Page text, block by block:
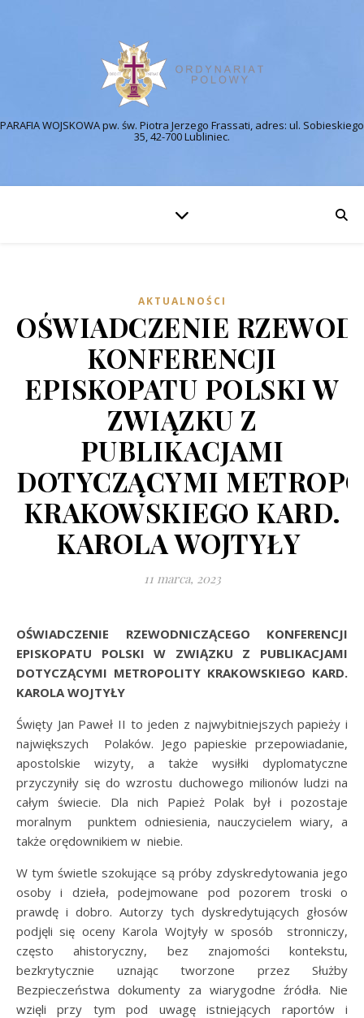
PARAFIA WOJSKOWA pw. św. Piotra Jerzego Frassati, adres: ul. Sobieskiego
35, 42-700 Lubliniec.
AKTUALNOŚCI
OŚWIADCZENIE
KONFERENCJI
EPISKOPATU POLSKI W
ZWIĄZKU Z
PUBLIKACJAMI
DOTYCZĄCYMI
KRAKOWSKIEGO KARD.
KAROLA WOJTYŁY
11 marca, 2023
OŚWIADCZENIE RZEWODNICZĄCEGO KONFERENCJI
EPISKOPATU POLSKI W ZWIĄZKU Z PUBLIKACJAMI
DOTYCZĄCYMI METROPOLITY KRAKOWSKIEGO KARD.
KAROLA WOJTYŁY
Święty Jan Paweł II to jeden z najwybitniejszych papieży i
największych Polaków. Jego papieskie przepowiadanie,
apostolskie wizyty, a także wysiłki dyplomatyczne
przyczyniły się do wzrostu duchowego milionów ludzi na
całym świecie. Dla nich Papież Polak był i pozostaje
moralnym punktem odniesienia, nauczycielem wiary, a
także orędownikiem w niebie.
W tym świetle szokujące są próby zdyskredytowania jego
osoby i dzieła, podejmowane pod pozorem troski o
prawdę i dobro. Autorzy tych dyskredytujących głosów
podjęli się oceny Karola Wojtyły w sposób stronniczy,
często ahistoryczny, bez znajomości kontekstu,
bezkrytycznie uznając tworzone przez Służby
Bezpieczeństwa dokumenty za wiarygodne źródła. Nie
wzięli przy tym pod uwagę istniejących raportów i